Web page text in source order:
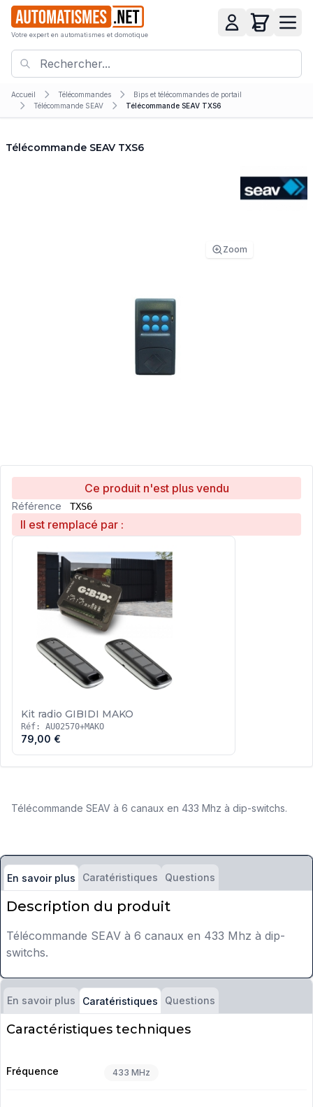
Votre expert en automatismes et domotique
Accueil Télécommandes
Bips et télécommandes de portail
Télécommande SEAV
Télécommande SEAV TXS6
Télécommande SEAV TXS6
Zoom
Ce produit n'est plus vendu
Référence TXS6
Il est remplacé par :
Kit radio GIBIDI MAKO
Réf: AU02570+MAKO
79,00 €
Télécommande SEAV à 6 canaux en 433 Mhz à dip-switchs.
En savoir plus Caratéristiques Questions
Description du produit
Télécommande SEAV à 6 canaux en 433 Mhz à dip-
switchs.
En savoir plus Caratéristiques Questions
Caractéristiques techniques
Fréquence 433 MHz